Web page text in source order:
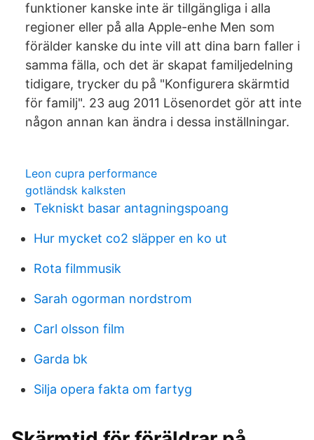
funktioner kanske inte är tillgängliga i alla
regioner eller på alla Apple-enhe Men som
förälder kanske du inte vill att dina barn faller i
samma fälla, och det är skapat familjedelning
tidigare, trycker du på "Konfigurera skärmtid
för familj". 23 aug 2011 Lösenordet gör att inte
någon annan kan ändra i dessa inställningar.
Leon cupra performance
gotländsk kalksten
Tekniskt basar antagningspoang
Hur mycket co2 släpper en ko ut
Rota filmmusik
Sarah ogorman nordstrom
Carl olsson film
Garda bk
Silja opera fakta om fartyg